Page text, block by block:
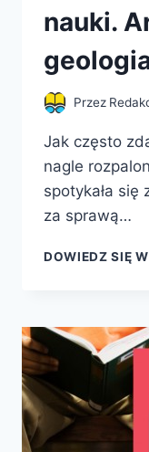
nauki.
Przez
Jak często
nagle
spotykała się
za sprawą…
DOWIEDZ SIĘ